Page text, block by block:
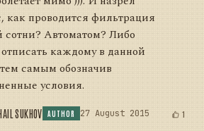
как проводится фильтрация
сотни? Автоматом? Либо
каждому в данной
самым обозначив
условия.
SUKHOV AUTHOR 27 August 2015 1